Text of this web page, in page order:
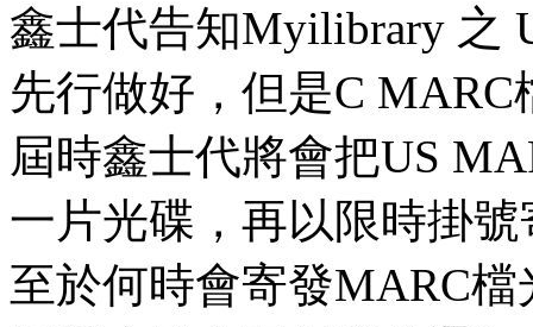
鑫士代告知Myilibrary 之
先行做好，但是C
屆時鑫士代將會把US
一片光碟，再以限時掛
至於何時會寄發MARC